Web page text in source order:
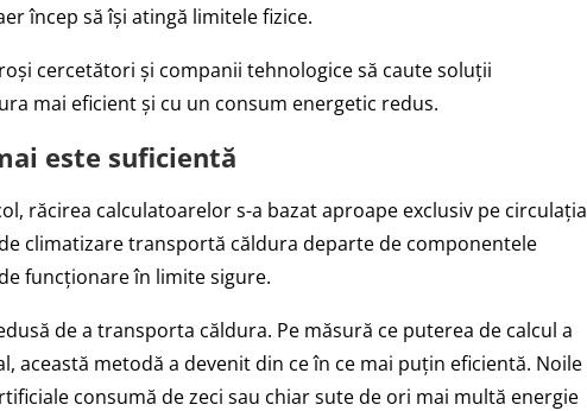
încep să își atingă limitele fizice.
cercetători și companii tehnologice să caute soluții
mai eficient și cu un consum energetic redus.
este suficientă
răcirea calculatoarelor s-a bazat aproape exclusiv pe circulația
climatizare transportă căldura departe de componentele
funcționare în limite sigure.
de a transporta căldura. Pe măsură ce puterea de calcul a
această metodă a devenit din ce în ce mai puțin eficientă. Noile
consumă de zeci sau chiar sute de ori mai multă energie